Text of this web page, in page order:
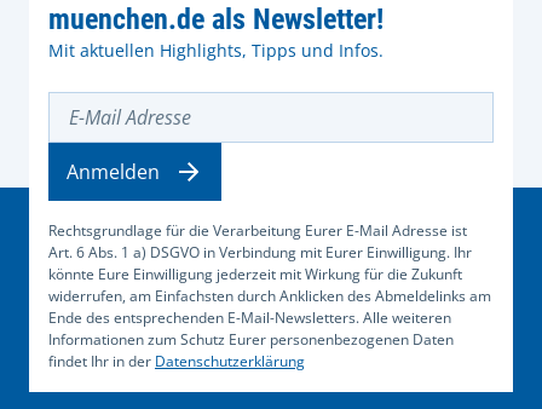
muenchen.de als Newsletter!
Mit aktuellen Highlights, Tipps und Infos.
Rechtsgrundlage für die Verarbeitung Eurer E-Mail Adresse ist
Art. 6 Abs. 1 a) DSGVO in Verbindung mit Eurer Einwilligung. Ihr
könnte Eure Einwilligung jederzeit mit Wirkung für die Zukunft
widerrufen, am Einfachsten durch Anklicken des Abmeldelinks am
Ende des entsprechenden E-Mail-Newsletters. Alle weiteren
Informationen zum Schutz Eurer personenbezogenen Daten
findet Ihr in der Datenschutzerklärung
Anmelden